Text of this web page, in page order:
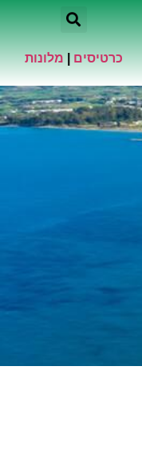
כרטיסים מלונות